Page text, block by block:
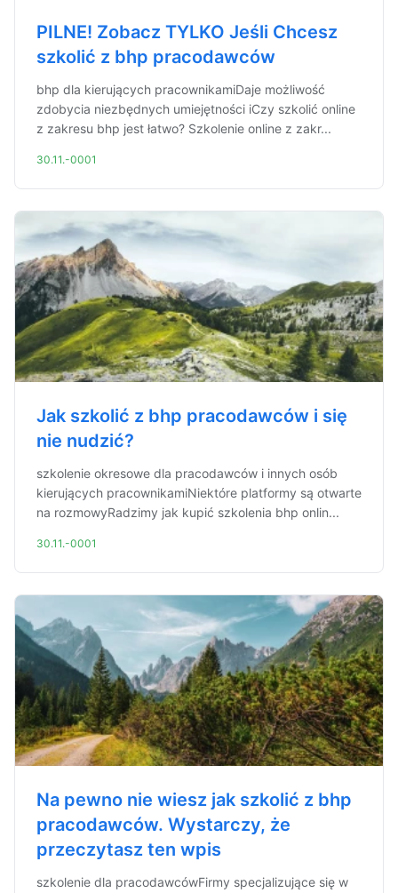
PILNE! Zobacz TYLKO Jeśli Chcesz
szkolić z bhp pracodawców
bhp dla kierujących pracownikamiDaje możliwość
zdobycia niezbędnych umiejętności iCzy szkolić online
z zakresu bhp jest łatwo? Szkolenie online z zakr...
30.11.-0001
Jak szkolić z bhp pracodawców i się
nie nudzić?
szkolenie okresowe dla pracodawców i innych osób
kierujących pracownikamiNiektóre platformy są otwarte
na rozmowyRadzimy jak kupić szkolenia bhp onlin...
30.11.-0001
Na pewno nie wiesz jak szkolić z bhp
pracodawców. Wystarczy, że
przeczytasz ten wpis
szkolenie dla pracodawcówFirmy specjalizujące się w